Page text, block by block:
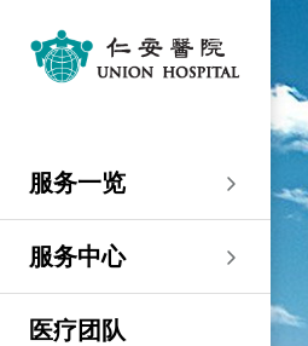
服务一览
服务一览
急症及门诊
专科服务
专科服务
妇产科／生殖医学
妇产科／生殖医学
妇产科
生殖医学科
外科
外科
乳房健康
泌尿外科
心胸肺外科
骨科
内科
肠胃肝脏科
呼吸系统科
内分泌及糖尿科
儿科
小儿外科及小儿泌尿科
过敏专科服务
其他医疗服务
其他医疗服务
健康检查
疫苗注射
物理治疗
服务中心
服务中心
大围仁安医院
仁安微创中心
儿科/婴儿健康中心
乳房保健及治疗中心
尖沙咀 H Zentre
尖沙咀 H Zentre
仁安肿瘤中心
仁安医疗造影体检中
心
尖沙咀美丽华广场
尖沙咀美丽华广场
仁安植发中心
仁安医院分科诊所 (尖
沙咀)
仁安医院分科诊所 (尖
分科诊所
分科诊所
沙咀)
仁安医院分科诊所 (将
军澳)
仁安医院分科诊所
医疗团队
病人与访客
入院准备
留院指南
部门服务时间
恶劣天气安排
病人权益
病人权益
病人与家庭委员会
意见回馈
健康资讯
健康资讯
小册子
服务收费及套餐
医疗券计划
医护专区
费用预算
费用预算
度的先导计划
住院及手术费用预计表
服务费用预算
休假通知只适用于V-
CODE医生
关于仁安
仁安概览
纪念日志
医学研究
认证及奖项
仁心仁术慈善计划
资讯中心
资讯中心
新闻稿
专栏文章
小册子
职位空缺
联络我们
位置及交通
意见回馈
其他查询